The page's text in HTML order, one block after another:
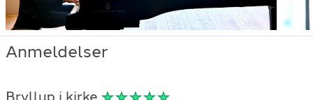
Anmeldelser
Bryllup i kirke